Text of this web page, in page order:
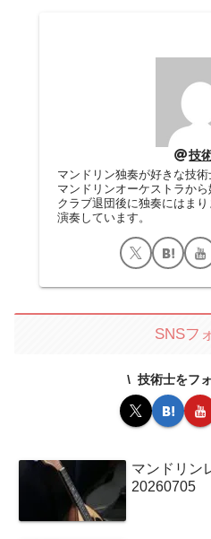
技
マンドリン独奏が好きな技術
マンドリンオーケストラか
クラブ退団後に独奏にはま
演奏しています。
SNSフ
技術士をフ
マンドリン
20260705